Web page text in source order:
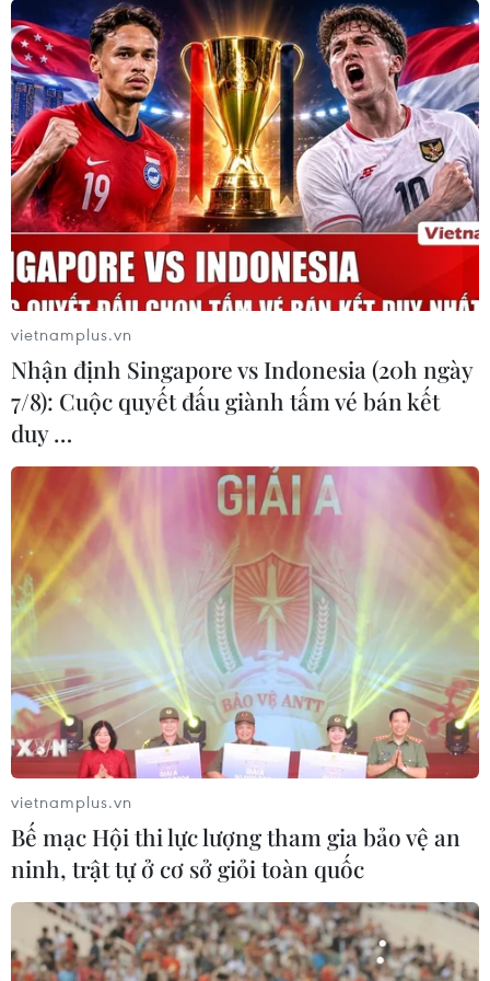
vietnamplus.vn
Nhận định Singapore vs Indonesia (20h ngày
7/8): Cuộc quyết đấu giành tấm vé bán kết
duy …
vietnamplus.vn
Bế mạc Hội thi lực lượng tham gia bảo vệ an
ninh, trật tự ở cơ sở giỏi toàn quốc